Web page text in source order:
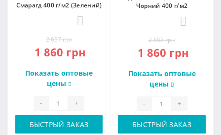
Смарагд 400 г/м2 (Зелений)
2 657 грн
1 860 грн
Показать оптовые
цены
- +
БЫСТРЫЙ ЗАКАЗ
Чорний 400 г/м2
2 657 грн
1 860 грн
Показать оптовые
цены
- +
БЫСТРЫЙ ЗАКАЗ